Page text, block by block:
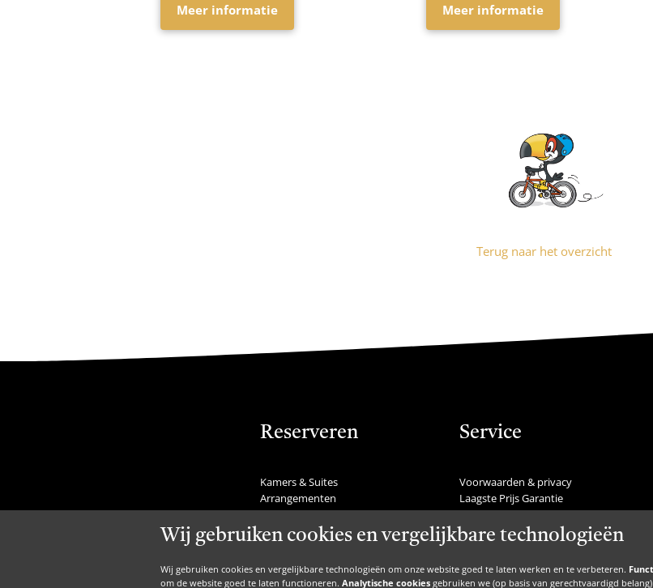
Wij gebruiken cookies en vergelijkbare technologieën
Wij gebruiken cookies en vergelijkbare technologieën om onze website goed te laten werken en te verbeteren.
om de website goed te laten functioneren. Analytische cookies gebruiken we (op basis van gerechtvaardigd
Meer informatie Meer informatie
Terug naar het overzicht
Reserveren
Kamers & Suites
Arrangementen
Feestdagen
Tafel reserveren
Nachtje weg
Weekendje weg
Service
Voorwaarden & privacy
Laagste Prijs Garantie
Veelgestelde vragen
Nieuws
Nieuwsbrief
Zakelijke inspiratie